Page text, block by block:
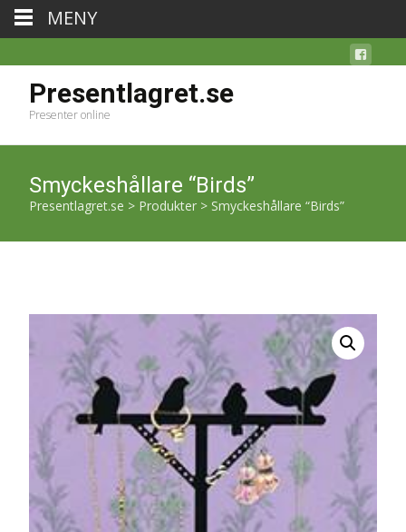
Presentlagret.se
Presenter online
Smyckeshållare “Birds”
Presentlagret.se > Produkter > Smyckeshållare “Birds”
MENY